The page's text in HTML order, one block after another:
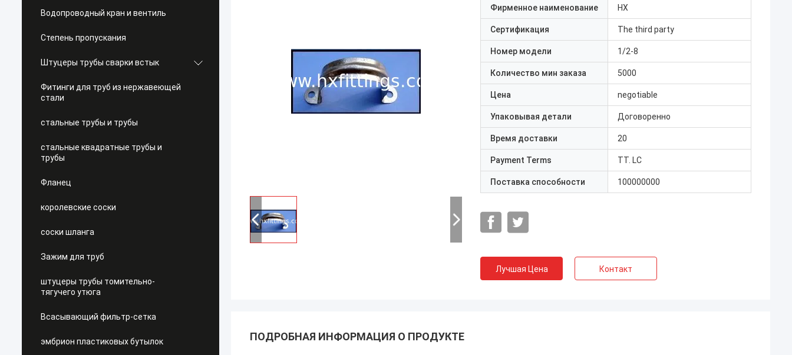
Водопроводный кран и вентиль
Степень пропускания
Штуцеры трубы сварки встык
Фитинги для труб из нержавеющей
стали
стальные трубы и трубы
стальные квадратные трубы и
трубы
Фланец
королевские соски
соски шланга
Зажим для труб
штуцеры трубы томительно-
тягучего утюга
Всасывающий фильтр-сетка
эмбрион пластиковых бутылок
Фирменное наименование HX
Сертификация The third party
Номер модели 1/2-8
Количество мин заказа 5000
Цена negotiable
Упаковывая детали Договоренно
Время доставки 20
Payment Terms TT. LC
Поставка способности 100000000
Лучшая Цена Контакт
ПОДРОБНАЯ ИНФОРМАЦИЯ О ПРОДУКТЕ